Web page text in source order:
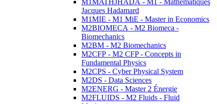
M1MATHJHADA - M1 - Mathematiques
Jacques Hadamard
M1MIE - M1 MiE - Master in Economics
M2BIOMECA - M2 Biomeca -
Biomechanics
M2BM - M2 Biomechanics
M2CFP - M2 CFP - Concepts in
Fundamental Physics
M2CPS - Cyber Physical System
M2DS - Data Sciences
M2ENERG - Master 2 Énergie
M2FLUIDS - M2 Fluids - Fluid